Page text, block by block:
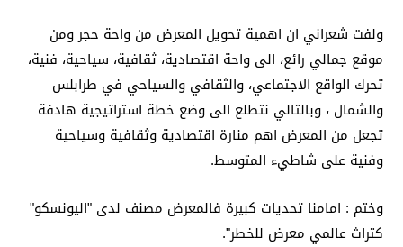
ولفت شعراني ان اهمية تحويل المعرض من واحة حجر ومن
موقع جمالي رائع، الى واحة اقتصادية، ثقافية، سياحية، فنية،
تحرك الواقع الاجتماعي، والثقافي والسياحي في طرابلس
والشمال ، وبالتالي نتطلع الى وضع خطة استراتيجية هادفة
تجعل من المعرض اهم منارة اقتصادية وثقافية وسياحية
وفنية على شاطيء المتوسط.
وختم : امامنا تحديات كبيرة فالمعرض مصنف لدى "اليونسكو"
كتراث عالمي معرض للخطر".